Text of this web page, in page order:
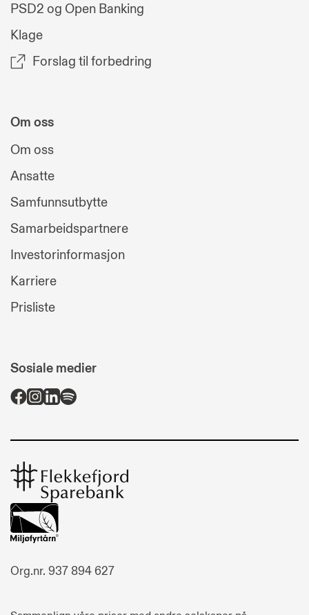
PSD2 og Open Banking
Klage
Forslag til forbedring
Om oss
Om oss
Ansatte
Samfunnsutbytte
Samarbeidspartnere
Investorinformasjon
Karriere
Prisliste
Sosiale medier
Flekkefjord
Sparebank
Org.nr. 937 894 627